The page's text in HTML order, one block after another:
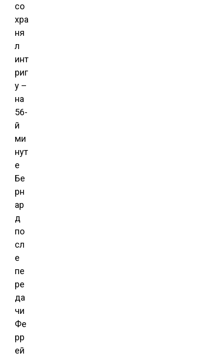
со
хра
ня
л
инт
риг
у –
на
56-
й
ми
нут
е
Бе
рн
ар
д
по
сл
е
пе
ре
да
чи
Фе
рр
ей